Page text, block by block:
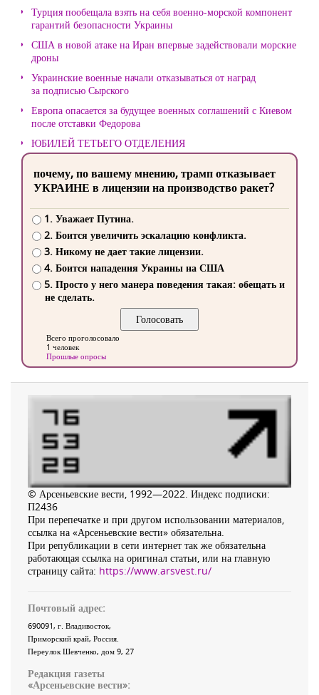
Турция пообещала взять на себя военно-морской компонент
гарантий безопасности Украины
США в новой атаке на Иран впервые задействовали морские
дроны
Украинские военные начали отказываться от наград
за подписью Сырского
Европа опасается за будущее военных соглашений с Киевом
после отставки Федорова
ЮБИЛЕЙ ТЕТЬЕГО ОТДЕЛЕНИЯ
почему, по вашему мнению, трамп отказывает
УКРАИНЕ в лицензии на производство ракет?
1. Уважает Путина.
2. Боится увеличить эскалацию конфликта.
3. Никому не дает такие лицензии.
4. Боится нападения Украины на США
5. Просто у него манера поведения такая: обещать и
не сделать.
Всего проголосовало
1 человек
Прошлые опросы
© Арсеньевские вести, 1992—2022. Индекс подписки:
П2436
При перепечатке и при другом использовании материалов,
ссылка на «Арсеньевские вести» обязательна.
При републикации в сети интернет так же обязательна
работающая ссылка на оригинал статьи, или на главную
страницу сайта: https://www.arsvest.ru/
Почтовый адрес:
690091, г. Владивосток,
Приморский край, Россия
Переулок Шевченко, дом 9, 27
Редакция газеты
«Арсеньевские вести»: